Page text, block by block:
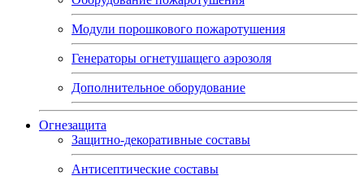
Модули порошкового пожаротушения
Генераторы огнетушащего аэрозоля
Дополнительное оборудование
Огнезащита
Защитно-декоративные составы
Антисептические составы